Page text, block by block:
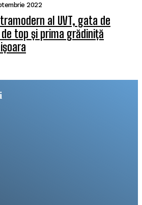
2022
al UVT, gata de
top și prima grădiniță